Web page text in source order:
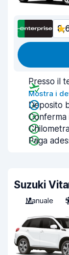
Presso il
Mostra i
Deposito
Conferma
Paga
Suzuki
Manuale
5